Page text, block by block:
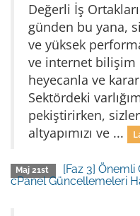
Değerli İş
günden bu yana,
ve yüksek
ve internet bilişim
heyecanla ve
Sektördeki
pekiştirirken,
altyapımızı ve ...
Maj 21st
[Faz 3]
cPanel Güncellemeleri